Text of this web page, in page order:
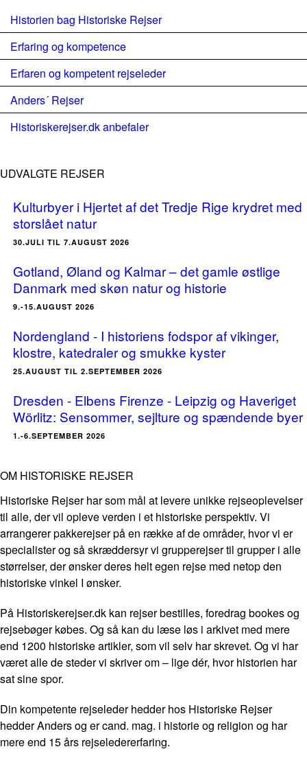
Historien bag Historiske Rejser
Erfaring og kompetence
Erfaren og kompetent rejseleder
Anders´ Rejser
Historiskerejser.dk anbefaler
UDVALGTE REJSER
Kulturbyer i Hjertet af det Tredje Rige krydret med
storslået natur
30.JULI TIL 7.AUGUST 2026
Gotland, Øland og Kalmar – det gamle østlige
Danmark med skøn natur og historie
9.-15.AUGUST 2026
Nordengland - I historiens fodspor af vikinger,
klostre, katedraler og smukke kyster
25.AUGUST TIL 2.SEPTEMBER 2026
Dresden - Elbens Firenze - Leipzig og Haveriget
Wörlitz: Sensommer, sejlture og spændende byer
1.-6.SEPTEMBER 2026
OM HISTORISKE REJSER
Historiske Rejser har som mål at levere unikke rejseoplevelser
til alle, der vil opleve verden i et historiske perspektiv. Vi
arrangerer pakkerejser på en række af de områder, hvor vi er
specialister og så skræddersyr vi grupperejser til grupper i alle
størrelser, der ønsker deres helt egen rejse med netop den
historiske vinkel I ønsker.
På Historiskerejser.dk kan rejser bestilles, foredrag bookes og
rejsebøger købes. Og så kan du læse løs i arkivet med mere
end 1200 historiske artikler, som vil selv har skrevet. Og vi har
været alle de steder vi skriver om – lige dér, hvor historien har
sat sine spor.
Din kompetente rejseleder hedder hos Historiske Rejser
hedder Anders og er cand. mag. i historie og religion og har
mere end 15 års rejseledererfaring.